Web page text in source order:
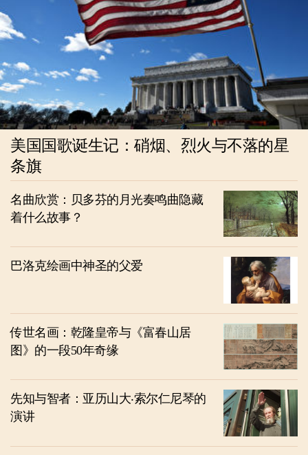
美国国歌诞生记：硝烟、烈火与不落的星
条旗
名曲欣赏：贝多芬的月光奏鸣曲隐藏
着什么故事？
巴洛克绘画中神圣的父爱
传世名画：乾隆皇帝与《富春山居
图》的一段50年奇缘
先知与智者：亚历山大‧索尔仁尼琴的
演讲